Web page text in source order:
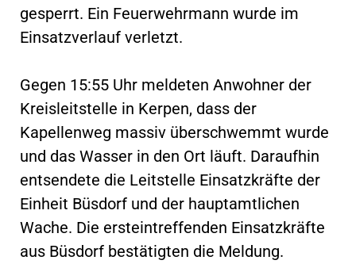
gesperrt. Ein Feuerwehrmann wurde im
Einsatzverlauf verletzt.
Gegen 15:55 Uhr meldeten Anwohner der
Kreisleitstelle in Kerpen, dass der
Kapellenweg massiv überschwemmt wurde
und das Wasser in den Ort läuft. Daraufhin
entsendete die Leitstelle Einsatzkräfte der
Einheit Büsdorf und der hauptamtlichen
Wache. Die ersteintreffenden Einsatzkräfte
aus Büsdorf bestätigten die Meldung.